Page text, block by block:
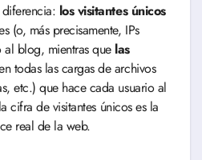
los visitantes únicos
(o, más precisamente, IPs
blog, mientras que las
todas las cargas de archivos
etc.) que hace cada usuario al
cifra de visitantes únicos es la
real de la web.